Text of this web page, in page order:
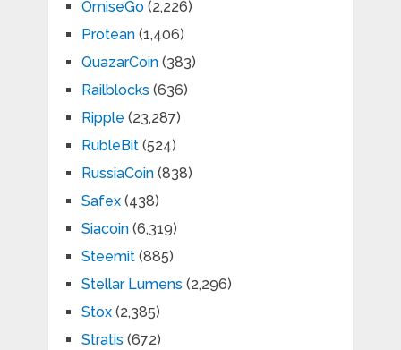
OmiseGo(2,226)
Protean(1,406)
QuazarCoin(383)
Railblocks (636)
Ripple (23,287)
RubleBit(524)
RussiaCoin(838)
Safex(438)
Siacoin(6,319)
Steemit(885)
Stellar Lumens (2,296)
Stox(2,385)
Stratis (672)